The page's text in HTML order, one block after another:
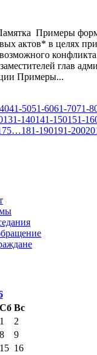
Примеры
актов* в целях
конфликта
глав
Примеры...
41-5051-6061-7071-
131-140141-150151-
…181-190191-200
Сб Вс
1
2
8
9
15 16